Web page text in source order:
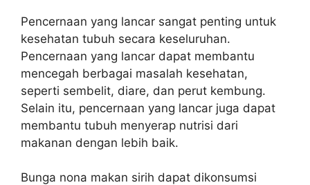
Pencernaan yang lancar sangat penting untuk
kesehatan tubuh secara keseluruhan.
Pencernaan yang lancar dapat membantu
mencegah berbagai masalah kesehatan,
seperti sembelit, diare, dan perut kembung.
Selain itu, pencernaan yang lancar juga dapat
membantu tubuh menyerap nutrisi dari
makanan dengan lebih baik.
Bunga nona makan sirih dapat dikonsumsi